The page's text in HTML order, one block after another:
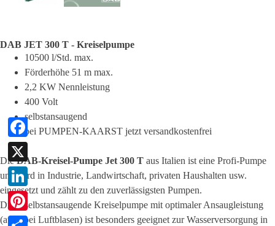
DAB JET 300 T - Kreiselpumpe
10500 l/Std. max.
Förderhöhe 51 m max.
2,2 KW Nennleistung
400 Volt
selbstansaugend
bei PUMPEN-KAARST jetzt versandkostenfrei
DieDAB-Kreisel-Pumpe Jet 300 T aus Italien ist eine Profi-Pumpe
und wird in Industrie, Landwirtschaft, privaten Haushalten usw.
eingesetzt und zählt zu den zuverlässigsten Pumpen.
Diese selbstansaugende Kreiselpumpe mit optimaler Ansaugleistung
(auch bei Luftblasen) ist besonders geeignet zur Wasserversorgung in
Facebook
X
LinkedIn
Pinterest